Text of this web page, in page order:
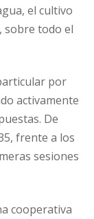
el cultivo
sobre todo el
por
activamente
De
frente a los
sesiones
cooperativa